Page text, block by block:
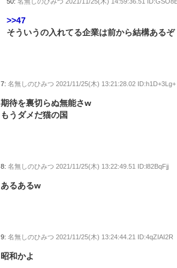
50:名無しのひみつ 2021/11/25(木) 14:59:36.51
>>47
そういうの入れてる企業は前から結構あるぞ
7:名無しのひみつ 2021/11/25(木) 13:21:28.02 ID:h1D+3Lg+
期待を裏切らぬ無能さw
もうダメだ猫の国
8:名無しのひみつ 2021/11/25(木) 13:22:49.51 ID:l82BqFjj
あるあるw
9:名無しのひみつ 2021/11/25(木) 13:24:44.21 ID:4qZIAI2R
昭和かよ